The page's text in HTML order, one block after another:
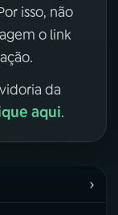
isso, não
o link
da
aqui.
›